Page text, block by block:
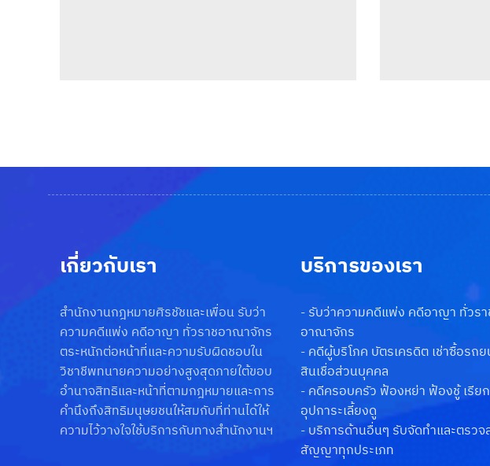
เกี่ยวกับเรา
สำนักงานกฎหมายศิรชัชและเพื่อน รับว่า
ความคดีแพ่ง คดีอาญา ทั่วราชอาณาจักร
ตระหนักต่อหน้าที่และความรับผิดชอบใน
วิชาชีพทนายความอย่างสูงสุดภายใต้ขอบ
อำนาจสิทธิและหน้าที่ตามกฎหมายและการ
คำนึงถึงสิทธิมนุษยชนให้สมกับที่ท่านได้ให้
ความไว้วางใจใช้บริการกับทางสำนักงานฯ
บริการของเรา
- รับว่าความคดีแพ่ง คดีอาญา ทั่วรา
อาณาจักร
- คดีผู้บริโภค บัตรเครดิต เช่าซื้อรถ
สินเชื่อส่วนบุคคล
- คดีครอบครัว ฟ้องหย่า ฟ้องชู้ เรีย
อุปการะเลี้ยงดู
- บริการด้านอื่นๆ รับจัดทำและตรวจ
สัญญาทุกประเภท